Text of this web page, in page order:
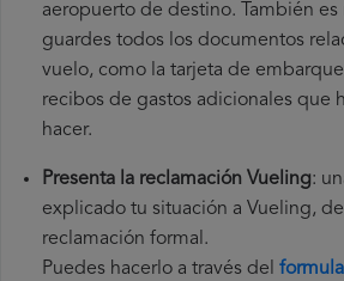
aeropuerto de destino. También
guardes todos los documentos
vuelo, como la tarjeta de
recibos de gastos adicionales que
hacer.
Presenta la reclamación Vueling:
explicado tu situación a Vueling,
reclamación formal.
Puedes hacerlo a través del